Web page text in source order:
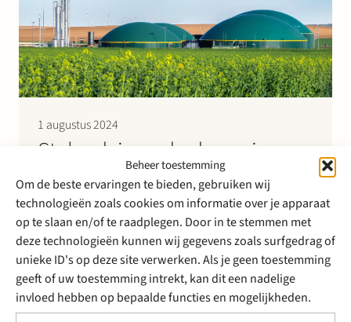
Beheer toestemming
Om de beste ervaringen te bieden, gebruiken wij
technologieën zoals cookies om informatie over je apparaat
op te slaan en/of te raadplegen. Door in te stemmen met
deze technologieën kunnen wij gegevens zoals surfgedrag of
unieke ID's op deze site verwerken. Als je geen toestemming
geeft of uw toestemming intrekt, kan dit een nadelige
invloed hebben op bepaalde functies en mogelijkheden.
1 augustus 2024
Stek adviseerde de senior
financiers bij de
projectfinanciering voor 2
groengas fabrieken in
Nederland
Stek adviseerde senior financiers ABN AMRO Bank en
ING Bank bij de €120 miljoen financiering voor SFP